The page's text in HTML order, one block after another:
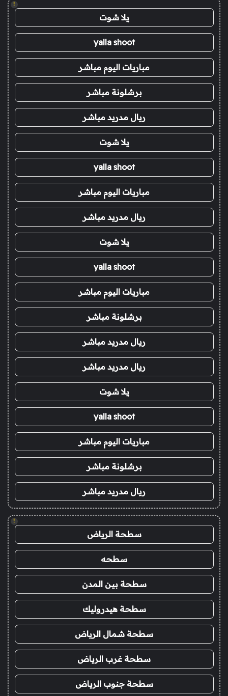
!
يلا شوت
yalla shoot
مباريات اليوم مباشر
برشلونة مباشر
ريال مدريد مباشر
يلا شوت
yalla shoot
مباريات اليوم مباشر
ريال مدريد مباشر
يلا شوت
yalla shoot
مباريات اليوم مباشر
برشلونة مباشر
ريال مدريد مباشر
ريال مدريد مباشر
يلا شوت
yalla shoot
مباريات اليوم مباشر
برشلونة مباشر
ريال مدريد مباشر
!
سطحة الرياض
سطحه
سطحة بين المدن
سطحة هيدروليك
سطحة شمال الرياض
سطحة غرب الرياض
سطحة جنوب الرياض